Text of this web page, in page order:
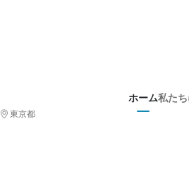
東京都
ホーム私た